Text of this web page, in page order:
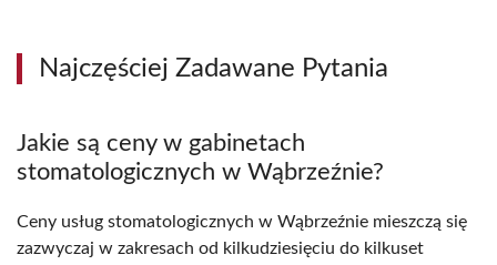
Najczęściej Zadawane Pytania
Jakie są ceny w gabinetach
stomatologicznych w Wąbrzeźnie?
Ceny usług stomatologicznych w Wąbrzeźnie mieszczą się
zazwyczaj w zakresach od kilkudziesięciu do kilkuset